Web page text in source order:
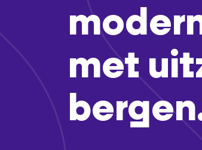
met